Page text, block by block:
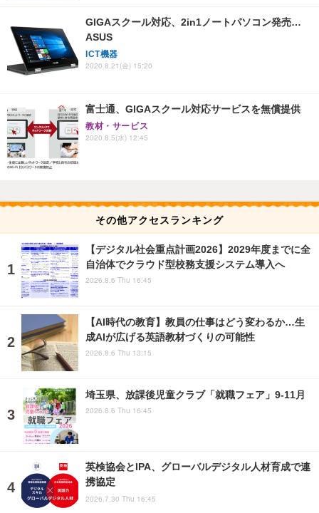
GIGAスクール対応、2in1ノートパソコン発売…
ASUS
ICT機器
2020.8.21(金) 15:20
富士通、GIGAスクール対応サービスを無償提供
教材・サービス
2020.8.5(水) 12:45
その他アクセスランキング
【デジタル社会重点計画2026】2029年度までに全
自治体でクラウド型校務支援システム導入へ
2026.8.6 Thu 16:45
【AI時代の教育】教員の仕事はどう変わるか…生
成AIが広げる英語教材づくりの可能性
2026.8.6 Thu 13:15
埼玉県、放課後児童クラブ「就職フェア」9-11月
2026.8.6 Thu 16:45
英検協会とIPA、グローバルデジタル人材育成で連
携協定
2026.7.30 Thu 16:45